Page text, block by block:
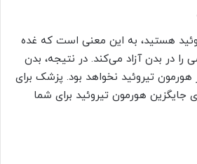
هستید، به این معنی است که غده
را در بدن آزاد می‌کند. در نتیجه، بدن
هورمون تیروئید نخواهد بود. پزشک برای
جایگزین هورمون تیروئید برای شما